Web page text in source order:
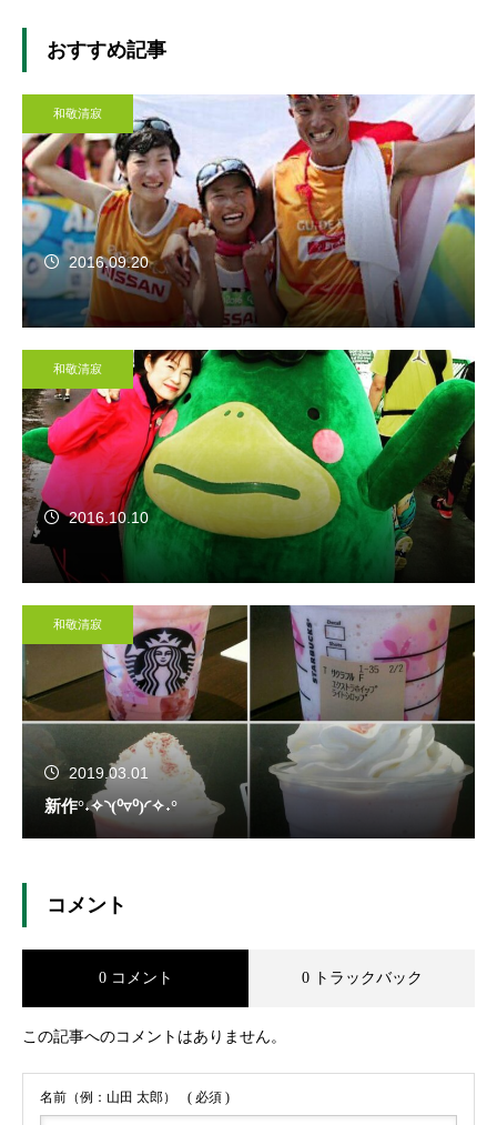
おすすめ記事
和敬清寂
2016.09.20
和敬清寂
2016.10.10
和敬清寂
2019.03.01
新作°˖✧◝(⁰▿⁰)◜✧˖°
コメント
0 コメント 0 トラックバック
この記事へのコメントはありません。
名前（例：山田 太郎） ( 必須 )